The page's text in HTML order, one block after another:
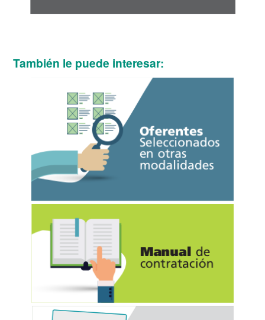
También le puede interesar: